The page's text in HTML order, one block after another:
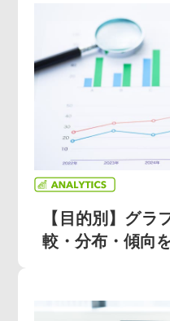
【目的別】グラ
較・分布・傾向